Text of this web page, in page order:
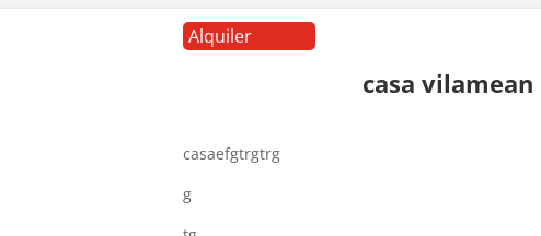
Alquiler
casa vilamean
casaefgtrgtrg
g